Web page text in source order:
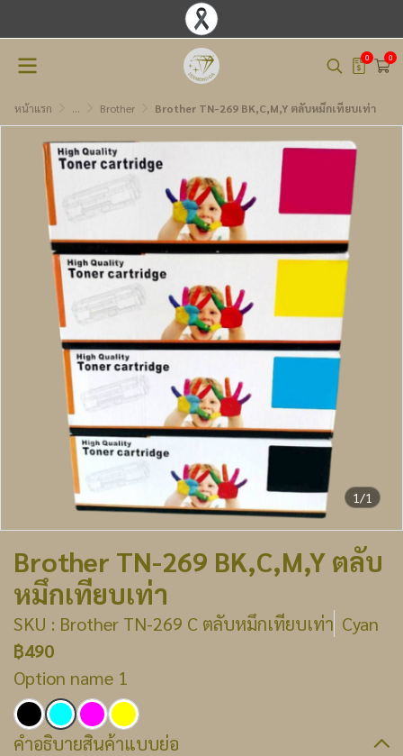
0 0
หน้าแรก ... Brother Brother TN-269 BK,C,M,Y ตลับหมึกเทียบเท่า
1/1
Brother TN-269 BK,C,M,Y ตลับ
หมึกเทียบเท่า
SKU : Brother TN-269 C ตลับหมึกเทียบเท่า Cyan
฿490
Option name 1
คำอธิบายสินค้าแบบย่อ